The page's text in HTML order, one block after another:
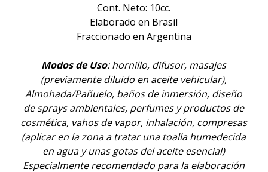
Cont. Neto: 10cc.
Elaborado en Brasil
Fraccionado en Argentina
Modos de Uso: hornillo, difusor, masajes
(previamente diluido en aceite vehicular),
Almohada/Pañuelo, baños de inmersión, diseño
de sprays ambientales, perfumes y productos de
cosmética, vahos de vapor, inhalación, compresas
(aplicar en la zona a tratar una toalla humedecida
en agua y unas gotas del aceite esencial)
Especialmente recomendado para la elaboración